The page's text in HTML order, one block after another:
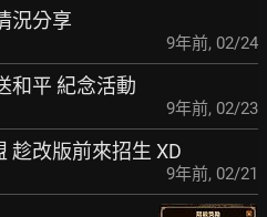
況分享
9年前, 02/24
和平 紀念活動
9年前, 02/23
趁改版前來招生 XD
9年前, 02/21